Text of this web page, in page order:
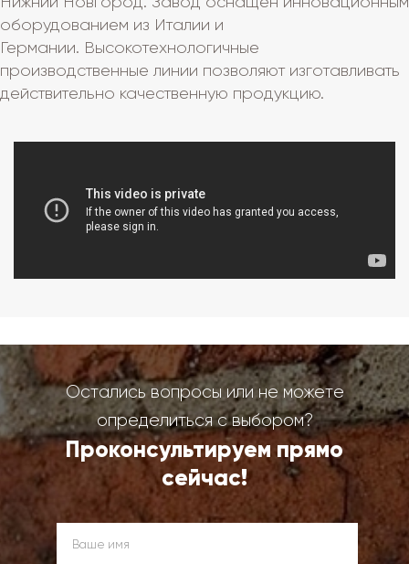
оборудованием из Италии и
Германии. Высокотехнологичные
производственные линии позволяют изготавливать
действительно качественную продукцию.
Остались вопросы или не можете
определиться с выбором?
Проконсультируем прямо
сейчас!